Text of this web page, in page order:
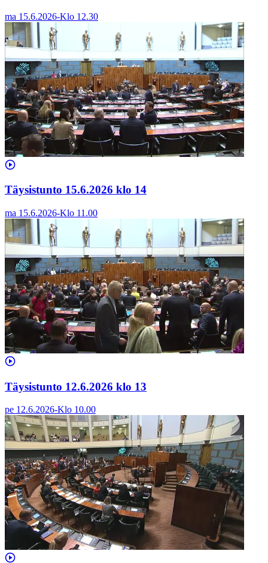
ma 15.6.2026-Klo 12.30
Täysistunto 15.6.2026 klo 14
ma 15.6.2026-Klo 11.00
Täysistunto 12.6.2026 klo 13
pe 12.6.2026-Klo 10.00